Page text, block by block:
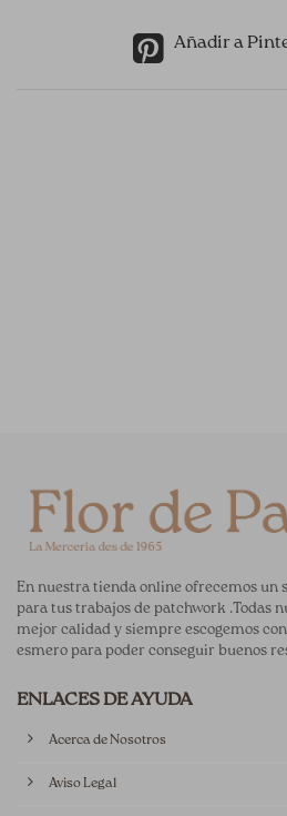
Añadir a
En nuestra tienda online ofrecemos un
para tus trabajos de patchwork .Todas
mejor calidad y siempre escogemos
esmero para poder conseguir buenos
ENLACES DE AYUDA
Acerca de Nosotros
Aviso Legal